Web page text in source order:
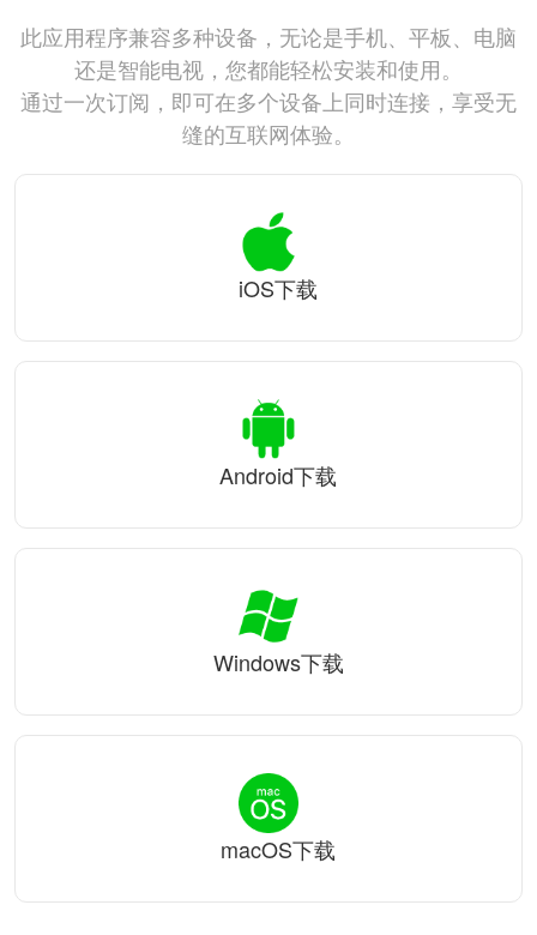
此应用程序兼容多种设备，无论是手机、平板、电脑
还是智能电视，您都能轻松安装和使用。
通过一次订阅，即可在多个设备上同时连接，享受无
缝的互联网体验。
iOS下载
Android下载
Windows下载
macOS下载